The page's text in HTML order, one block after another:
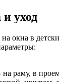
уход
окна в
раму, в